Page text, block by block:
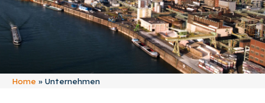
Home » Unternehmen